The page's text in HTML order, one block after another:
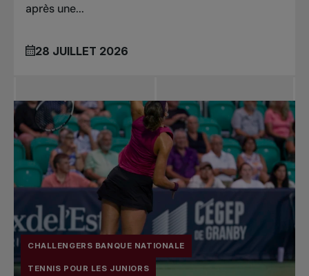
après une...
28 JUILLET 2026
CHALLENGERS BANQUE NATIONALE
TENNIS POUR LES JUNIORS